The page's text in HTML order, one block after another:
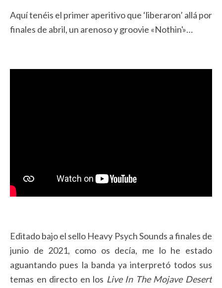
Aquí tenéis el primer aperitivo que ‘liberaron’ allá por
finales de abril, un arenoso y groovie «Nothin'»…
Editado bajo el sello Heavy Psych Sounds a finales de
junio de 2021, como os decía, me lo he estado
aguantando pues la banda ya interpretó todos sus
temas en directo en los Live In The Mojave Desert